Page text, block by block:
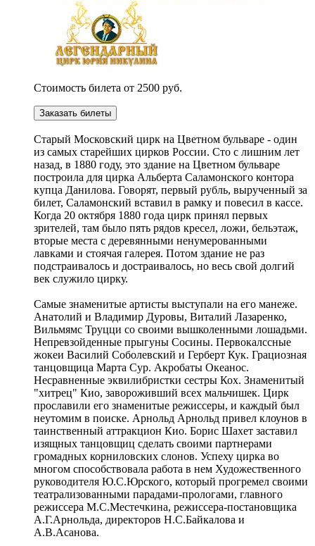
Стоимость билета от 2500 руб.
Заказать билеты
Cтарый Московский цирк на Цветном бульваре - один
из самых старейших цирков России. Сто с лишним лет
назад, в 1880 году, это здание на Цветном бульваре
построила для цирка Альберта Саламонского контора
купца Данилова. Говорят, первый рубль, вырученный за
билет, Саламонский вставил в рамку и повесил в кассе.
Когда 20 октября 1880 года цирк принял первых
зрителей, там было пять рядов кресел, ложи, бельэтаж,
вторые места с деревянными ненумерованными
лавками и стоячая галерея. Потом здание не раз
подстраивалось и достраивалось, но весь свой долгий
век служило цирку.
Самые знаменитые артисты выступали на его манеже.
Анатолий и Владимир Дуровы, Виталий Лазаренко,
Вильмямс Труцци со своими вышколенными лошадьми.
Непревзойденные прыгуны Сосины. Первокалссные
жокеи Василий Соболевский и Герберт Кук. Грациозная
танцовщица Марта Сур. Акробаты Океанос.
Несравненные эквилибристки сестры Кох. Знаменитый
"хитрец" Кио, завороживший всех мальчишек. Цирк
прославили его знаменитые режиссеры, и каждый был
неутомим в поиске. Арнольд Арнольд привел клоунов в
таинственный аттракцион Кио. Борис Шахет заставил
изящных танцовщиц сделать своими партнерами
громадных корниловских слонов. Успеху цирка во
многом способствовала работа в нем Художественного
руководителя Ю.С.Юрского, который прогремел своими
театрализованными парадами-прологами, главного
режиссера М.С.Местечкина, режиссера-постановщика
А.Г.Арнольда, директоров Н.С.Байкалова и
А.В.Асанова.